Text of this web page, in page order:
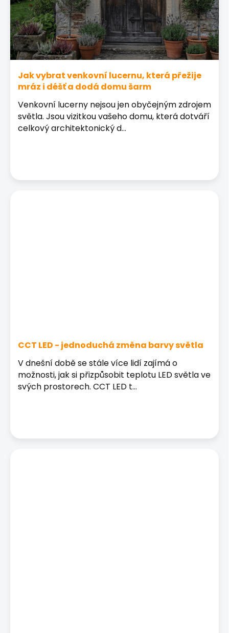
Jak vybrat venkovní lucernu, která přežije
mráz i déšť a dodá domu šarm
Venkovní lucerny nejsou jen obyčejným zdrojem
světla. Jsou vizitkou vašeho domu, která dotváří
celkový architektonický d...
CCT LED - jednoduchá změna barvy světla
V dnešní době se stále více lidí zajímá o
možnosti, jak si přizpůsobit teplotu LED světla ve
svých prostorech. CCT LED t...